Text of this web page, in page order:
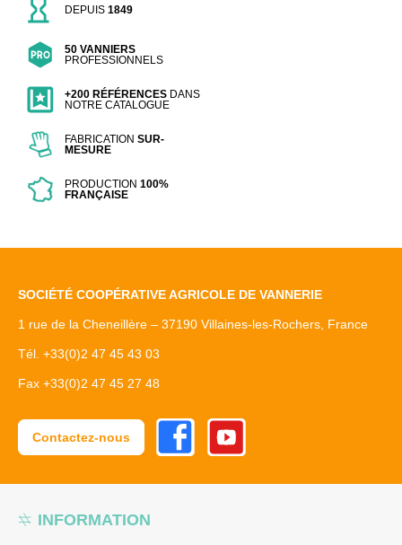
DEPUIS1849
50 VANNIERS
PROFESSIONNELS
+200 RÉFÉRENCES DANS
NOTRE CATALOGUE
FABRICATIONSUR-
MESURE
PRODUCTION100%
FRANÇAISE
INFORMATION
SOCIÉTÉ COOPÉRATIVE AGRICOLE DE VANNERIE
1 rue de la Cheneillère – 37190 Villaines-les-Rochers, France
Tél. +33(0)2 47 45 43 03
Fax +33(0)2 47 45 27 48
Contactez-nous
FacebookYoutube